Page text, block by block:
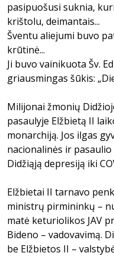
pasipuošusi suknia,
krištolu, deimantais...
Šventu aliejumi buvo
krūtinė...
Ji buvo vainikuota Šv.
griausmingas šūkis:
Milijonai žmonių
pasaulyje Elžbietą II
monarchiją. Jos ilgas
nacionalinės ir
Didžiąją depresiją iki
Elžbietai II tarnavo
ministrų pirmininkų –
matė keturiolikos JAV
Bideno – vadovavimą.
be Elžbietos II –